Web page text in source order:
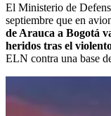
El Ministerio de
septiembre que en
de Arauca a Bogotá
heridos tras el
ELN contra una base